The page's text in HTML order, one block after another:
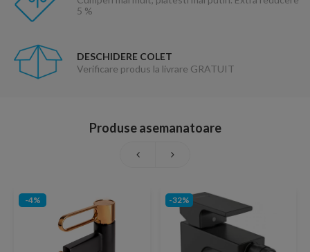
5 %
DESCHIDERE COLET
Verificare produs la livrare GRATUIT
Produse asemanatoare
-4% -32%